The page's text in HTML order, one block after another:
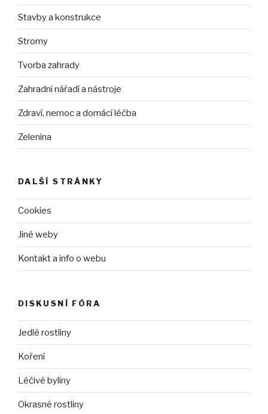
Stavby a konstrukce
Stromy
Tvorba zahrady
Zahradní nářadí a nástroje
Zdraví, nemoc a domácí léčba
Zelenina
DALŠÍ STRÁNKY
Cookies
Jiné weby
Kontakt a info o webu
DISKUSNÍ FÓRA
Jedlé rostliny
Koření
Léčivé byliny
Okrasné rostliny